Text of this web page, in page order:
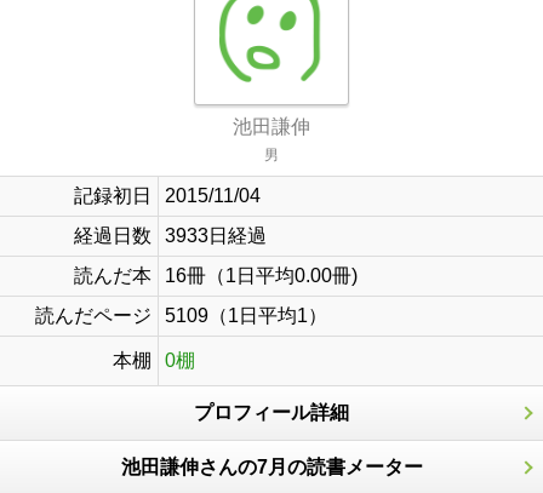
池田謙伸
男
記録初日
2015/11/04
経過日数
3933日経過
読んだ本
16冊（1日平均0.00冊)
読んだページ
5109（1日平均1）
本棚 0棚
プロフィール詳細
池田謙伸さんの7月の読書メーター